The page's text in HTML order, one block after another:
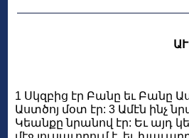
1 Սկզբից էր Բանը եւ Բանը
Աստծոյ մօտ էր: 3 Ամէն ինչ
Կեանքը նրանով էր: Եւ այդ